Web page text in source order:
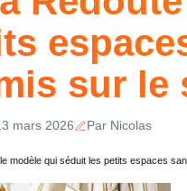
sur le
mars 2026 Par Nicolas
modèle qui séduit les petits espaces